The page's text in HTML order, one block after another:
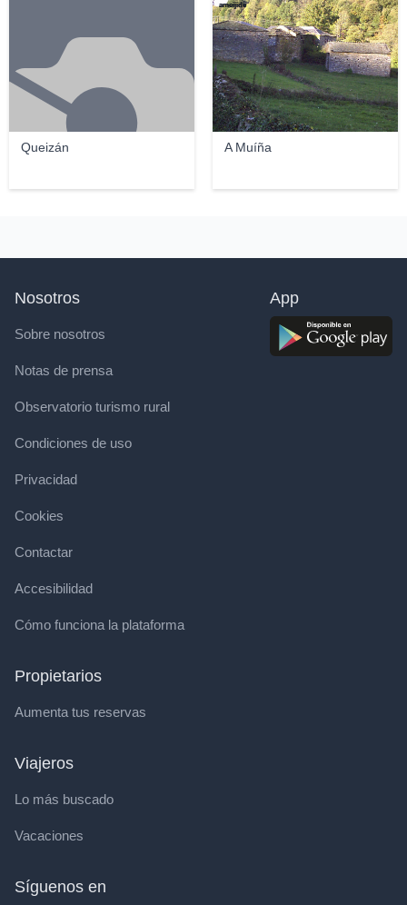
Queizán A Muíña
ameijide
Nosotros
Sobre nosotros
Notas de prensa
Observatorio turismo rural
Condiciones de uso
Privacidad
Cookies
Contactar
Accesibilidad
Cómo funciona la plataforma
Propietarios
Aumenta tus reservas
Viajeros
Lo más buscado
Vacaciones
App
Síguenos en